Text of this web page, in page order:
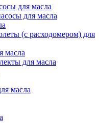
для масла
для масла
(с расходомером) для
масла
для масла
масла